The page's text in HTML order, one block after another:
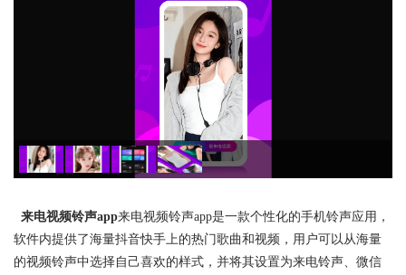
来电视频铃声app来电视频铃声app是一款个性化的手机铃声应用，
软件内提供了海量抖音快手上的热门歌曲和视频，用户可以从海量
的视频铃声中选择自己喜欢的样式，并将其设置为来电铃声、微信